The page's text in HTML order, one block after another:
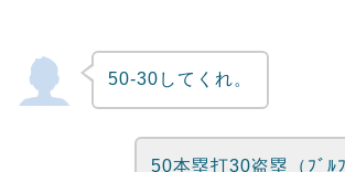
50-30してくれ。
50本塁打30盗塁（ﾌﾞﾙﾌ